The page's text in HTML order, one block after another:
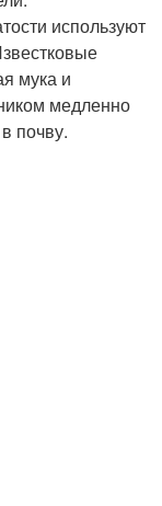
используют
мука и
медленно
почву.